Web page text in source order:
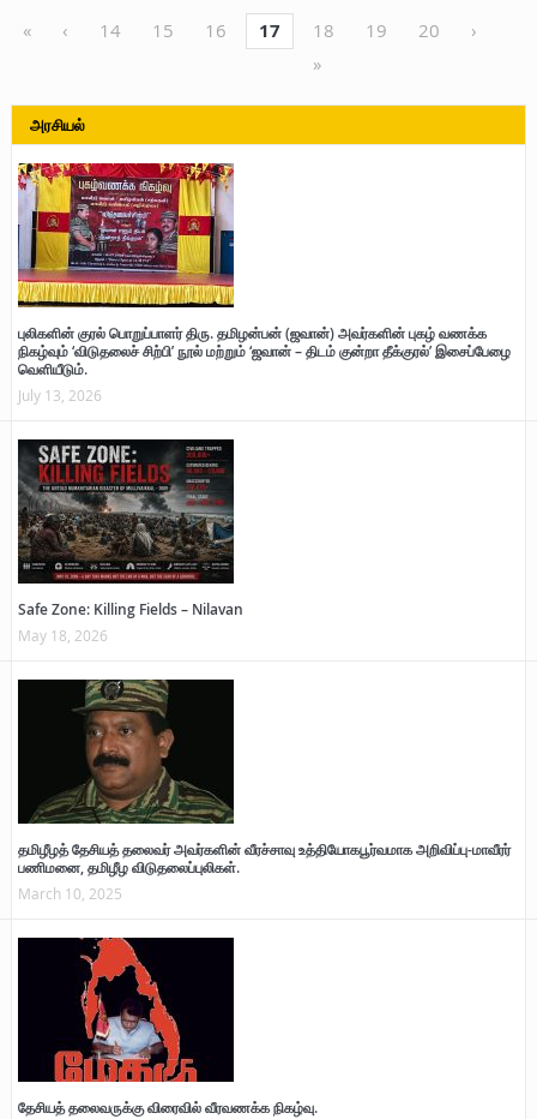
« ‹ 14 15 16 17 18 19 20
›
»
அரசியல்
புலிகளின் குரல் பொறுப்பாளர் திரு. தமிழன்பன் (ஜவான்) அவர்களின் புகழ் வணக்க
நிகழ்வும் ‘விடுதலைச் சிற்பி’ நூல் மற்றும் ‘ஜவான் – திடம் குன்றா தீக்குரல்’ இசைப்பேழை
வெளியீடும்.
July 13, 2026
Safe Zone: Killing Fields – Nilavan
May 18, 2026
தமிழீழத் தேசியத் தலைவர் அவர்களின் வீரச்சாவு உத்தியோகபூர்வமாக அறிவிப்பு-மாவீரர்
பணிமனை, தமிழீழ விடுதலைப்புலிகள்.
March 10, 2025
தேசியத் தலைவருக்கு விரைவில் வீரவணக்க நிகழ்வு.